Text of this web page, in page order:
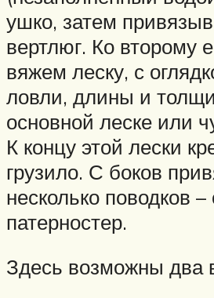
ушко, затем
вертлюг. Ко второму
вяжем леску, с
ловли, длины и
основной леске или
К концу этой лески
грузило. С боков
несколько поводков
патерностер.
Здесь возможны два